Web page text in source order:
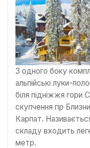
З одного боку
альпійські луки-
біля підніжжя гори
скупчення гір
Карпат.
складу входить
метр.